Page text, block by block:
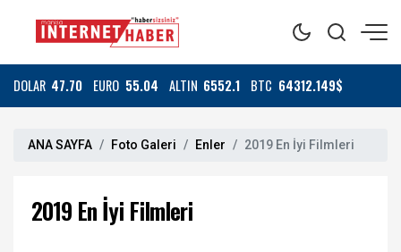
DOLAR 47.70 EURO 55.04 ALTIN 6552.1 BTC 64312.149$
ANA SAYFA Foto Galeri Enler 2019 En İyi Filmleri
2019 En İyi Filmleri